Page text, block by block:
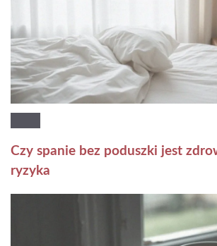
Czy spanie bez poduszki jest
ryzyka